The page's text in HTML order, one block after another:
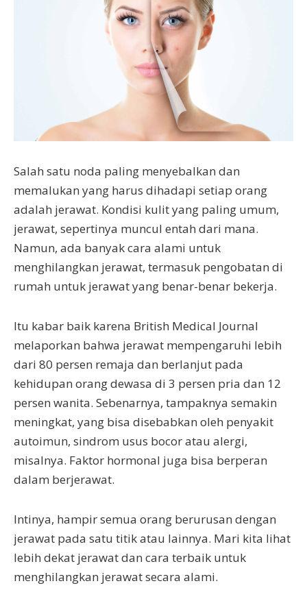
Salah satu noda paling menyebalkan dan
memalukan yang harus dihadapi setiap orang
adalah jerawat. Kondisi kulit yang paling umum,
jerawat, sepertinya muncul entah dari mana.
Namun, ada banyak cara alami untuk
menghilangkan jerawat, termasuk pengobatan di
rumah untuk jerawat yang benar-benar bekerja.
Itu kabar baik karena British Medical Journal
melaporkan bahwa jerawat mempengaruhi lebih
dari 80 persen remaja dan berlanjut pada
kehidupan orang dewasa di 3 persen pria dan 12
persen wanita. Sebenarnya, tampaknya semakin
meningkat, yang bisa disebabkan oleh penyakit
autoimun, sindrom usus bocor atau alergi,
misalnya. Faktor hormonal juga bisa berperan
dalam berjerawat.
Intinya, hampir semua orang berurusan dengan
jerawat pada satu titik atau lainnya. Mari kita lihat
lebih dekat jerawat dan cara terbaik untuk
menghilangkan jerawat secara alami.